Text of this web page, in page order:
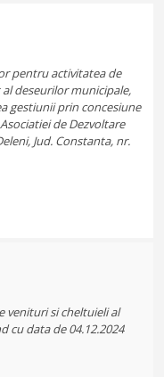
pentru activitatea de
deseurilor municipale,
gestiunii prin concesiune
de Dezvoltare
Jud. Constanta, nr.
venituri si cheltuieli al
cu data de 04.12.2024